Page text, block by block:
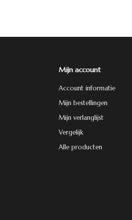
Mijn account
Account informatie
Mijn bestellingen
Mijn verlanglijst
Vergelijk
Alle producten